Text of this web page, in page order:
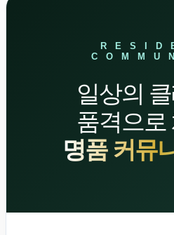
일상의
품격으로
명품 커뮤